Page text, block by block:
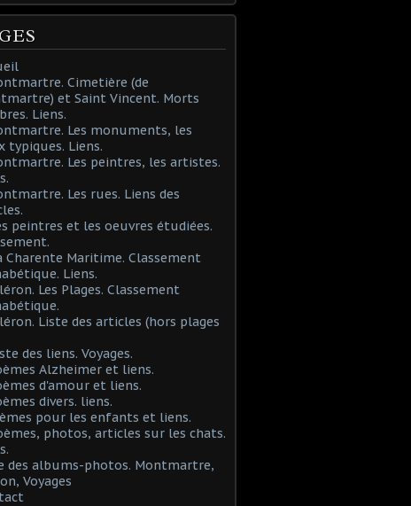
Cimetière (de
et Saint Vincent. Morts
Liens.
Les monuments, les
typiques. Liens.
Les peintres, les artistes.
Les rues. Liens des
peintres et les oeuvres étudiées.
Charente Maritime. Classement
Liens.
Les Plages. Classement
Liste des articles (hors plages
des liens. Voyages.
Alzheimer et liens.
d'amour et liens.
divers. liens.
pour les enfants et liens.
photos, articles sur les chats.
des albums-photos. Montmartre,
Voyages